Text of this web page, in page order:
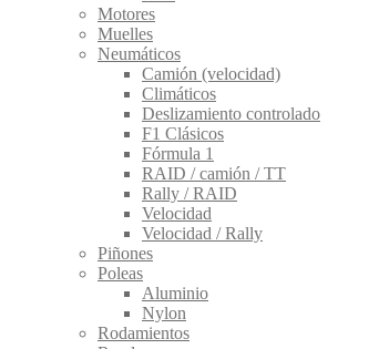
Motores
Muelles
Neumáticos
Camión (velocidad)
Climáticos
Deslizamiento controlado
F1 Clásicos
Fórmula 1
RAID / camión / TT
Rally / RAID
Velocidad
Velocidad / Rally
Piñones
Poleas
Aluminio
Nylon
Rodamientos